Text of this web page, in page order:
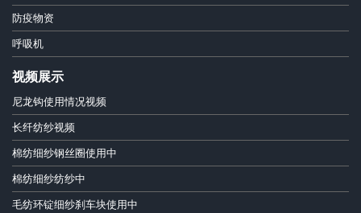
防疫物资
呼吸机
视频展示
尼龙钩使用情况视频
长纤纺纱视频
棉纺细纱钢丝圈使用中
棉纺细纱纺纱中
毛纺环锭细纱刹车块使用中